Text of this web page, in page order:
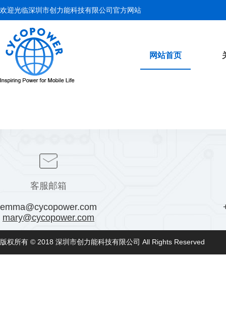
欢迎光临深圳市创力能科技有限公司官方网站
网站首页
客服邮箱
emma@cycopower.com
mary@cycopower.com
版权所有 © 2018 深圳市创力能科技有限公司 All Rights Reserved